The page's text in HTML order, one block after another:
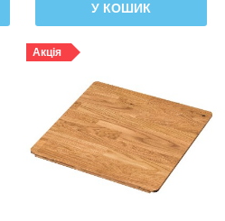
У КОШИК
Акція